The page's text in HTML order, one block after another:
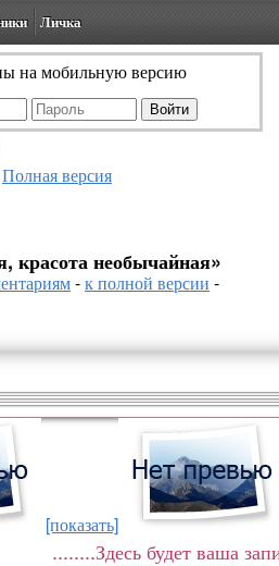
Личка
на мобильную версию
Полная версия
красота необычайная»
-к полной версии -
[показать]
........Здесь будет ваша